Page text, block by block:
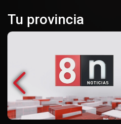
Tu provincia